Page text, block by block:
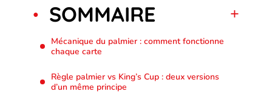
SOMMAIRE
Mécanique du palmier : comment fonctionne
chaque carte
Règle palmier vs King’s Cup : deux versions
d’un même principe